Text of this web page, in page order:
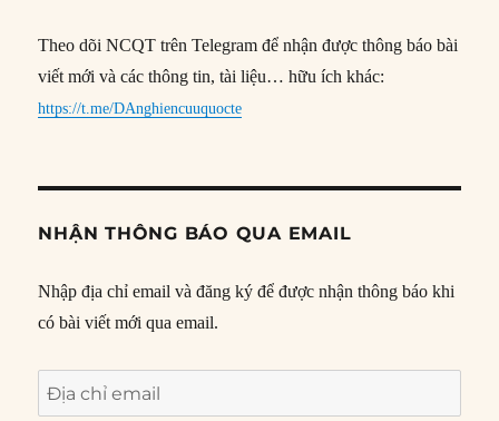
Theo dõi NCQT trên Telegram để nhận được thông báo bài
viết mới và các thông tin, tài liệu… hữu ích khác:
https://t.me/DAnghiencuuquocte
NHẬN THÔNG BÁO QUA EMAIL
Nhập địa chỉ email và đăng ký để được nhận thông báo khi
có bài viết mới qua email.
Địa
chỉ